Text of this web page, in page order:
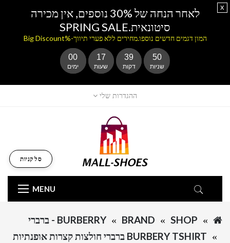
ההגדרות שלי
MENU
סל קניות
SHOP
BRAND
BURBERRY - ברברי
BURBERY TSHIRT ברברי חולצות קצרות אופנתיות
לאחר הנחה של 30% נוספים, אין מכירה
סיטונאית.SPRING SALE
המון דגמים חדשים נוספו.מחירים ללא פערי תיווך-%Big Discount
00
ימים
17
שעות
39
דקות
50
שניות
x